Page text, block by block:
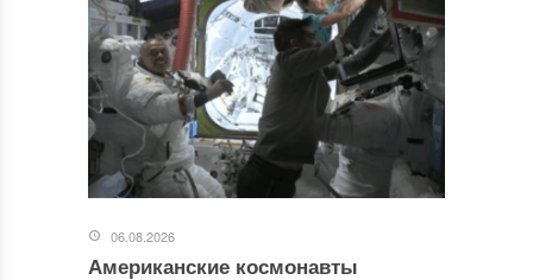
06.08.2026
Американские космонавты